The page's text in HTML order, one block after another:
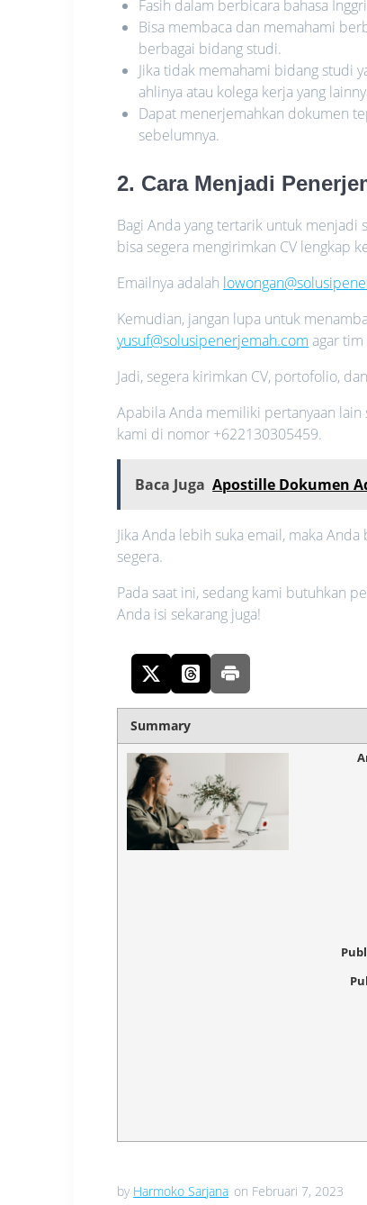
Fasih dalam berbicara bahasa
Bisa membaca dan memahami
berbagai bidang studi.
Jika tidak memahami bidang studi
ahlinya atau kolega kerja yang
Dapat menerjemahkan dokumen
sebelumnya.
2. Cara Menjadi
Bagi Anda yang tertarik untuk
bisa segera mengirimkan CV lengkap
Emailnya adalah
Kemudian, jangan lupa untuk
yusuf@solusipenerjemah.com agar
Jadi, segera kirimkan CV, portofolio,
Apabila Anda memiliki pertanyaan
kami di nomor +622130305459.
Baca Juga Apostille Dokumen
Jika Anda lebih suka email, maka
segera.
Pada saat ini, sedang kami butuhkan
Anda isi sekarang juga!
Summary
by Harmoko Sarjana on Februari 7, 2023